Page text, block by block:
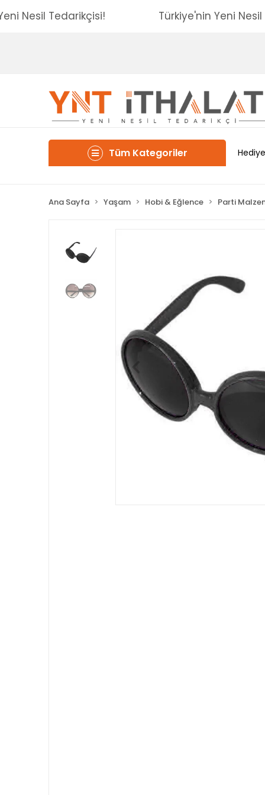
Yeni Nesil Tedarikçisi! Türkiye'nin Yeni
Tüm Kategoriler
Ana Sayfa Yaşam Hobi & Eğlence Parti